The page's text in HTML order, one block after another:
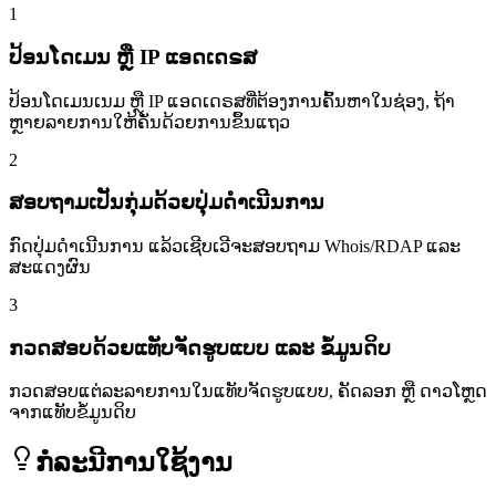
1
ປ້ອນໂດເມນ ຫຼື IP ແອດເດຣສ
ປ້ອນໂດເມນເນມ ຫຼື IP ແອດເດຣສທີ່ຕ້ອງການຄົ້ນຫາໃນຊ່ອງ, ຖ້າ
ຫຼາຍລາຍການໃຫ້ຄັ່ນດ້ວຍການຂຶ້ນແຖວ
2
ສອບຖາມເປັນກຸ່ມດ້ວຍປຸ່ມດຳເນີນການ
ກົດປຸ່ມດຳເນີນການ ແລ້ວເຊີບເວີຈະສອບຖາມ Whois/RDAP ແລະ
ສະແດງຜົນ
3
ກວດສອບດ້ວຍແທັບຈັດຮູບແບບ ແລະ ຂໍ້ມູນດິບ
ກວດສອບແຕ່ລະລາຍການໃນແທັບຈັດຮູບແບບ, ຄັດລອກ ຫຼື ດາວໂຫຼດ
ຈາກແທັບຂໍ້ມູນດິບ
ກໍລະນີການໃຊ້ງານ